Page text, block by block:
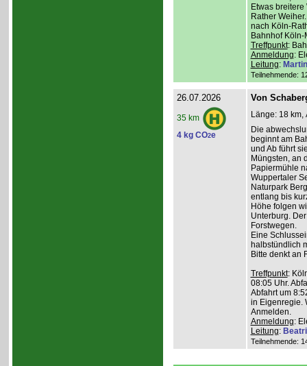
Etwas
Rather
nach Köln-
Bahnhof
Treffpunkt:
Anmeldung:
Leitung:
Teilnehmende:
26.07.2026
35 km
4 kg CO2e
Von
Länge: 18 km,
Die
beginnt am
und Ab führt
Müngsten, an
Papiermühle
Wuppertaler
Naturpark
entlang bis
Höhe folgen
Unterburg.
Forstwegen.
Eine
halbstündlich
Bitte denkt an
Treffpunkt:
08:05 Uhr.
Abfahrt um
in Eigenregie.
Anmelden.
Anmeldung:
Leitung:
Teilnehmende: